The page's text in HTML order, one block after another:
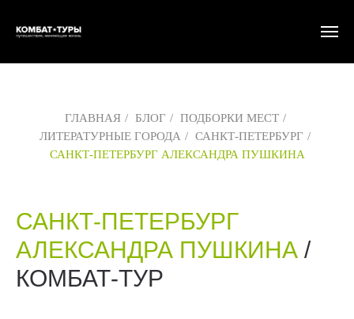
ГЛАВНАЯ / БЛОГ / ПОДБОРКИ МЕСТ /
ЛИТЕРАТУРНЫЕ ГОРОДА / САНКТ-ПЕТЕРБУРГ /
САНКТ-ПЕТЕРБУРГ АЛЕКСАНДРА ПУШКИНА
САНКТ-ПЕТЕРБУРГ
АЛЕКСАНДРА ПУШКИНА /
КОМБАТ-ТУР